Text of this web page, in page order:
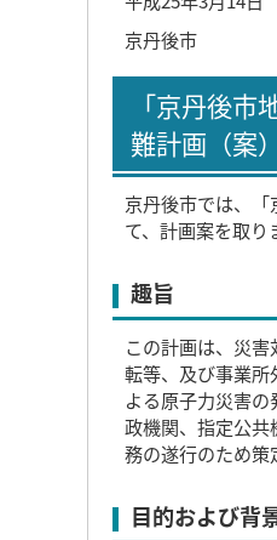
京丹後市
「京丹後
難計画（案
京丹後市では、
て、計画案を取り
趣旨
この計画は、災
転等、及び事業
よる原子力災害
政機関、指定公
務の遂行のため策
目的および背